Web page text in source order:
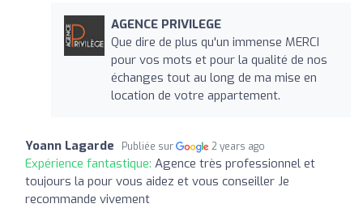
AGENCE PRIVILEGE
Que dire de plus qu'un immense MERCI
pour vos mots et pour la qualité de nos
échanges tout au long de ma mise en
location de votre appartement.
Yoann Lagarde Publiée sur 2 years ago
Expérience fantastique: Agence très professionnel et
toujours la pour vous aidez et vous conseiller Je
recommande vivement